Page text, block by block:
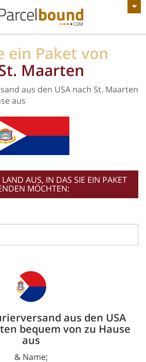
ANZEIGEN
ein Paket von
Maarten
aus den USA nach St. Maarten
aus
AUS, IN DAS SIE EIN PAKET
MÖCHTEN:
aus den USA
bequem von zu Hause
aus
& Name;